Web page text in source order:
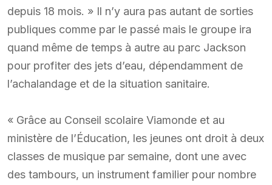
depuis 18 mois. » Il n’y aura pas autant de sorties
publiques comme par le passé mais le groupe ira
quand même de temps à autre au parc Jackson
pour profiter des jets d’eau, dépendamment de
l’achalandage et de la situation sanitaire.
« Grâce au Conseil scolaire Viamonde et au
ministère de l’Éducation, les jeunes ont droit à deux
classes de musique par semaine, dont une avec
des tambours, un instrument familier pour nombre